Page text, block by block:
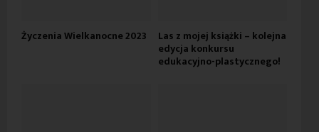
Życzenia Wielkanocne 2023 Las z mojej książki – kolejna
edycja konkursu
edukacyjno-plastycznego!